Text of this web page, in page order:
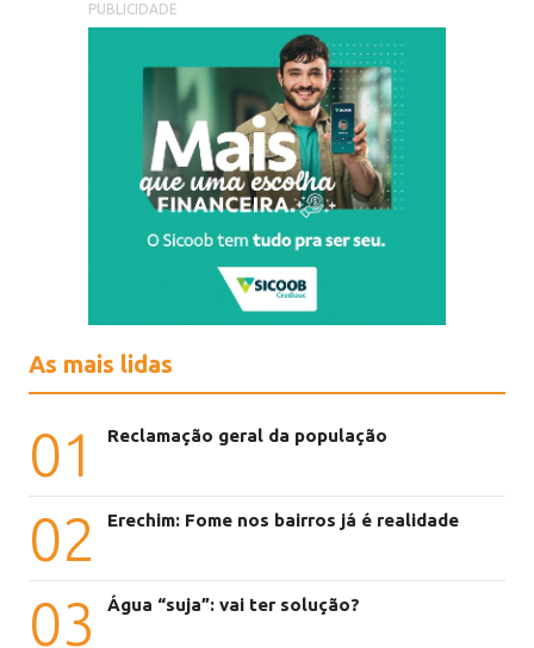
PUBLICIDADE
As mais lidas
01 Reclamação geral da população
02 Erechim: Fome nos bairros já é realidade
03 Água “suja”: vai ter solução?